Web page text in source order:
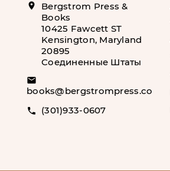
location_on
Bergstrom Press &
Books
10425 Fawcett ST
Kensington, Maryland
20895
Соединенные Штаты
email
books@bergstrompress.com
call (301)933-0607